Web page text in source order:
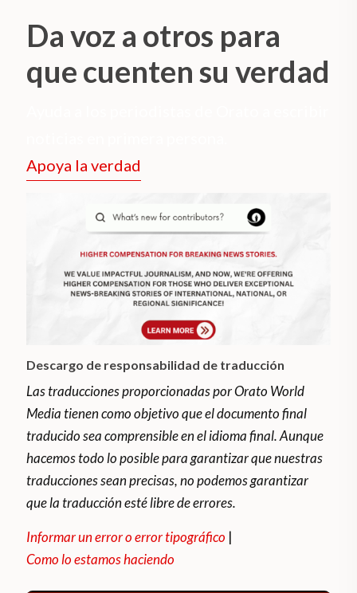
Da voz a otros para
que cuenten su verdad
Apoya la verdad
Descargo de responsabilidad de traducción
Las traducciones proporcionadas por Orato World
Media tienen como objetivo que el documento final
traducido sea comprensible en el idioma final. Aunque
hacemos todo lo posible para garantizar que nuestras
traducciones sean precisas, no podemos garantizar
que la traducción esté libre de errores.
Informar un error o error tipográfico |
Como lo estamos haciendo